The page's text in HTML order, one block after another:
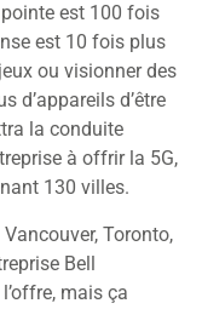
est 100 fois
est 10 fois plus
ou visionner des
d’appareils d’être
la conduite
à offrir la 5G,
130 villes.
Toronto,
Bell
mais ça